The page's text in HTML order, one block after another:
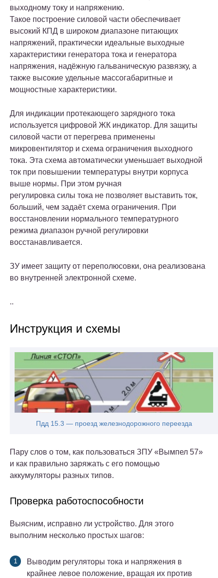
выходному току и напряжению.
Такое построение силовой части обеспечивает
высокий КПД в широком диапазоне питающих
напряжений, практически идеальные выходные
характеристики генератора тока и генератора
напряжения, надёжную гальваническую развязку, а
также высокие удельные массогабаритные и
мощностные характеристики.
Для индикации протекающего зарядного тока
используется цифровой ЖК индикатор. Для защиты
силовой части от перегрева применены
микровентилятор и схема ограничения выходного
тока. Эта схема автоматически уменьшает выходной
ток при повышении температуры внутри корпуса
выше нормы. При этом ручная
регулировка силы тока не позволяет выставить ток,
больший, чем задаёт схема ограничения. При
восстановлении нормального температурного
режима диапазон ручной регулировки
восстанавливается.
ЗУ имеет защиту от переполюсовки, она реализована
во внутренней электронной схеме.
..
Инструкция и схемы
Пдд 15.3 — проезд железнодорожного переезда
Пару слов о том, как пользоваться ЗПУ «Вымпел 57»
и как правильно заряжать с его помощью
аккумуляторы разных типов.
Проверка работоспособности
Выясним, исправно ли устройство. Для этого
выполним несколько простых шагов:
Выводим регуляторы тока и напряжения в
крайнее левое положение, вращая их против